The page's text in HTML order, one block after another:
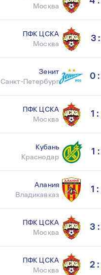
Москва
ПФК ЦСКА
Москва
3
Зенит
Санкт-Петербург
0
ПФК ЦСКА
Москва
1
Кубань
Краснодар
1
Алания
Владикавказ
1
ПФК ЦСКА
Москва
3
ПФК ЦСКА
Москва
2